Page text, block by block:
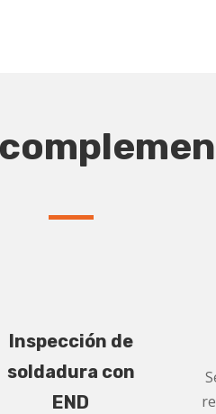
Inspección de
soldadura con
END